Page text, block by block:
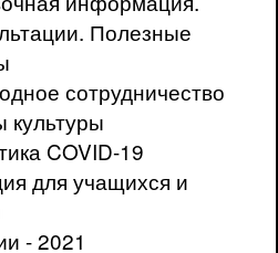
Полезные
сотрудничество
культуры
COVID-19
для учащихся и
- 2021